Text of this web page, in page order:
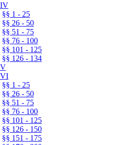
§§ 1 - 25
§§ 26 - 50
§§ 51 - 75
§§ 76 - 100
§§ 101 - 125
§§ 126 - 134
§§ 1 - 25
§§ 26 - 50
§§ 51 - 75
§§ 76 - 100
§§ 101 - 125
§§ 126 - 150
§§ 151 - 175